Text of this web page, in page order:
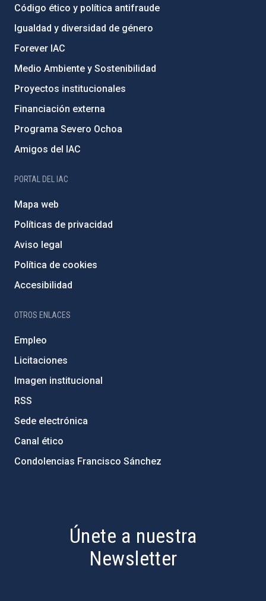
Código ético y política antifraude
Igualdad y diversidad de género
Forever IAC
Medio Ambiente y Sostenibilidad
Proyectos institucionales
Financiación externa
Programa Severo Ochoa
Amigos del IAC
PORTAL DEL IAC
Mapa web
Políticas de privacidad
Aviso legal
Política de cookies
Accesibilidad
OTROS ENLACES
Empleo
Licitaciones
Imagen institucional
RSS
Sede electrónica
Canal ético
Condolencias Francisco Sánchez
Únete a nuestra
Newsletter